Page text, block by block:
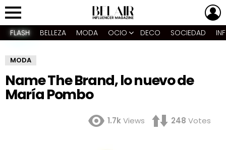
Menu
FLASH BELLEZA MODA OCIO DECO SOCIEDAD
MODA
Name The Brand, lo nuevo de
María Pombo
1.7kViews 248 Votes